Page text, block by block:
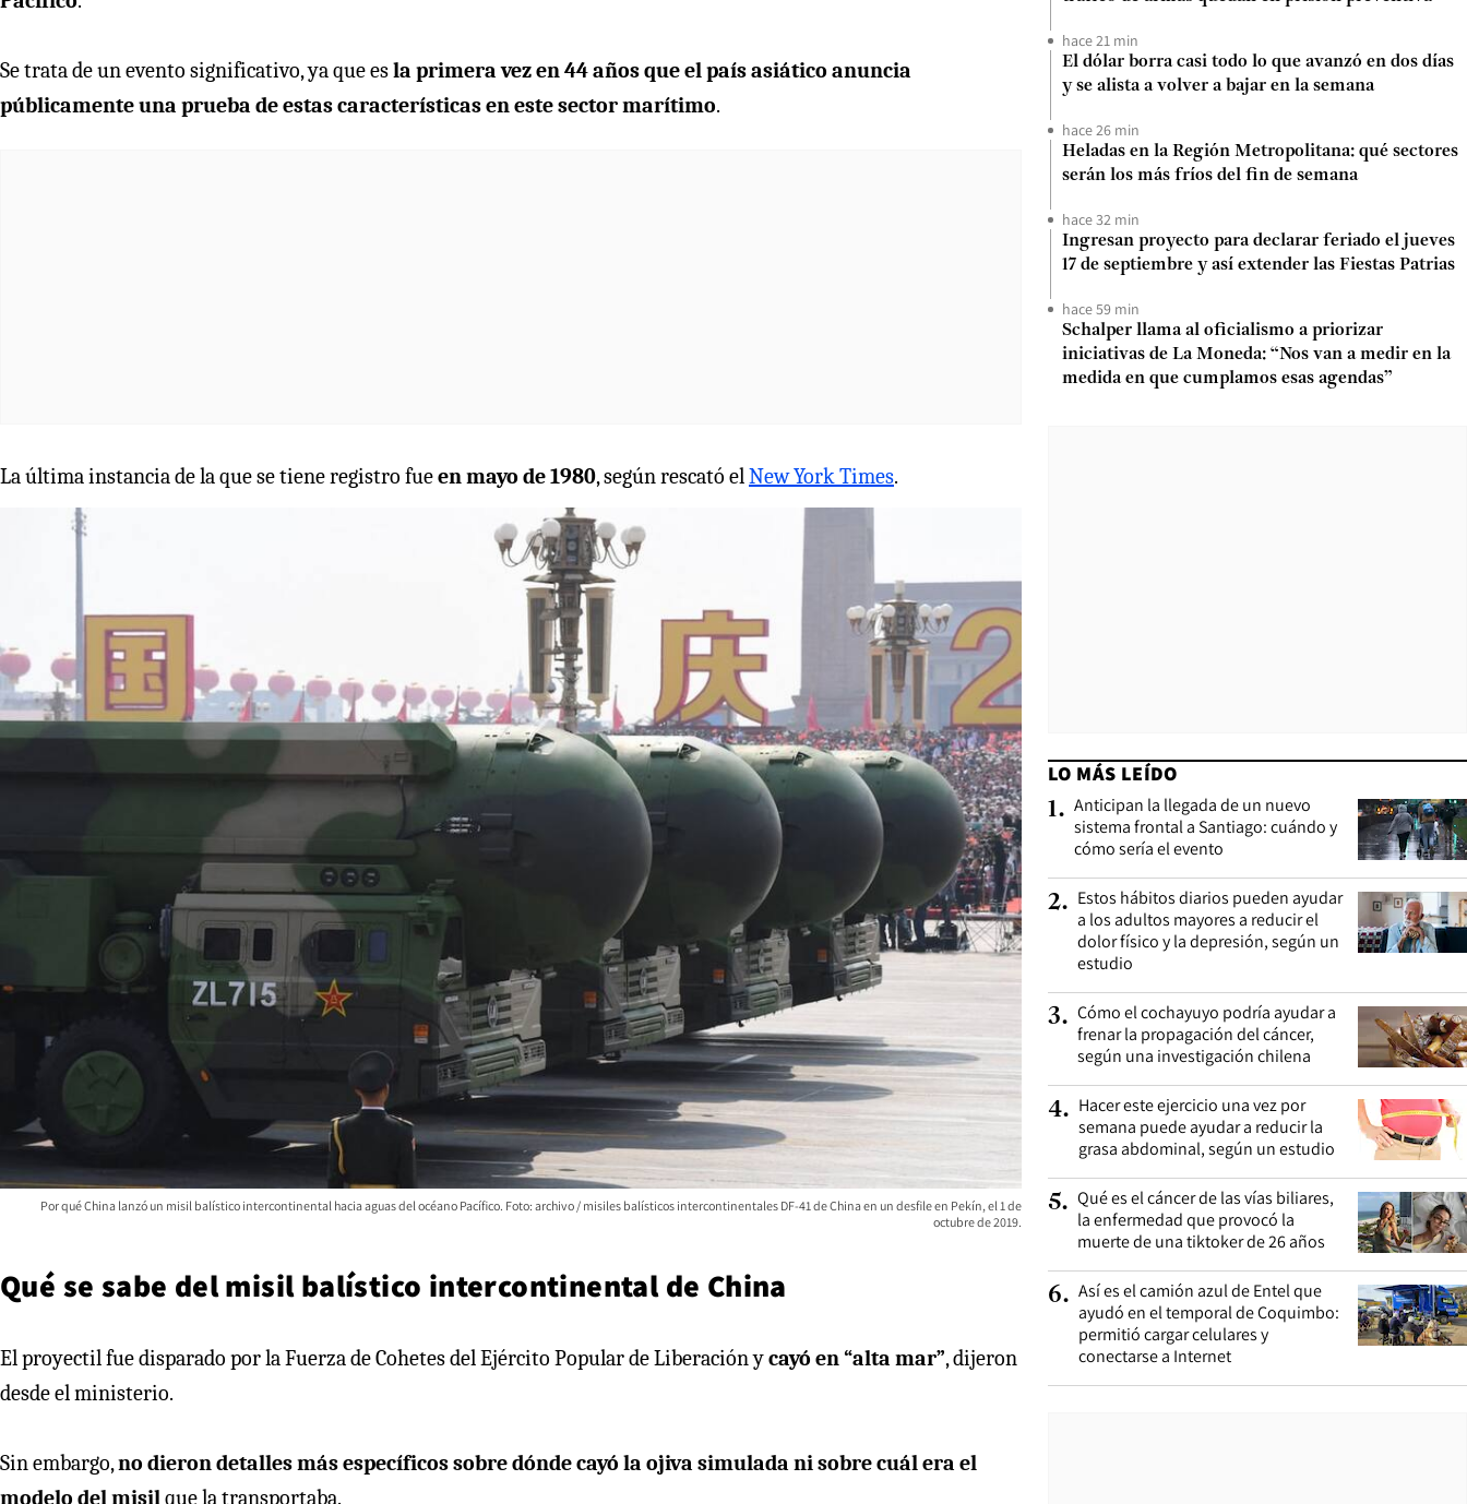
Se trata de un evento significativo, ya que esla primera vez en 44 años que el país asiático anuncia
públicamente una prueba de estas características en este sector marítimo.
La última instancia de la que se tiene registro fueen mayo de 1980, según rescató elNew York Times.
Por qué China lanzó un misil balístico intercontinental hacia aguas del océano Pacífico. Foto: archivo / misiles balísticos intercontinentales DF-41 de China en un desfile en Pekín, el 1 de
octubre de 2019.
Qué se sabe del misil balístico intercontinental de China
El proyectil fue disparado por la Fuerza de Cohetes del Ejército Popular de Liberación ycayó en “alta mar”, dijeron
desde el ministerio.
Sin embargo,no dieron detalles más específicos sobre dónde cayó la ojiva simulada ni sobre cuál era el
modelo del misilque la transportaba.
hace 21 min
El dólar borra casi todo lo que avanzó en dos días
y se alista a volver a bajar en la semana
hace 26 min
Heladas en la Región Metropolitana: qué sectores
serán los más fríos del fin de semana
hace 32 min
Ingresan proyecto para declarar feriado el jueves
17 de septiembre y así extender las Fiestas Patrias
hace 59 min
Schalper llama al oficialismo a priorizar
iniciativas de La Moneda: “Nos van a medir en la
medida en que cumplamos esas agendas”
LO MÁS LEÍDO
1. Anticipan la llegada de un nuevo
sistema frontal a Santiago: cuándo y
cómo sería el evento
2. Estos hábitos diarios pueden ayudar
a los adultos mayores a reducir el
dolor físico y la depresión, según un
estudio
3. Cómo el cochayuyo podría ayudar a
frenar la propagación del cáncer,
según una investigación chilena
4. Hacer este ejercicio una vez por
semana puede ayudar a reducir la
grasa abdominal, según un estudio
5. Qué es el cáncer de las vías biliares,
la enfermedad que provocó la
muerte de una tiktoker de 26 años
6. Así es el camión azul de Entel que
ayudó en el temporal de Coquimbo:
permitió cargar celulares y
conectarse a Internet